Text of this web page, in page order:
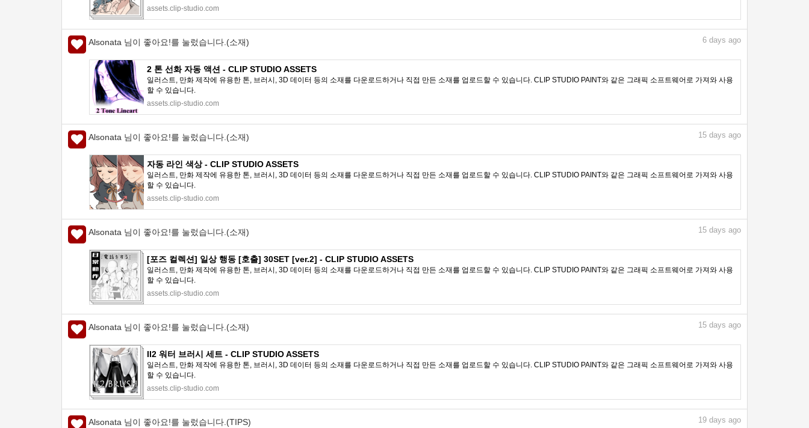
assets.clip-studio.com
Alsonata 님이 좋아요!를 눌렀습니다.(소재) 6 days ago
2 톤 선화 자동 액션 - CLIP STUDIO ASSETS
일러스트, 만화 제작에 유용한 톤, 브러시, 3D 데이터 등의 소재를 다운로드하거나 직접 만든 소재를 업로드할 수 있습니다. CLIP STUDIO PAINT와 같은 그래픽 소프트웨어로 가져와 사용
할 수 있습니다.
assets.clip-studio.com
Alsonata 님이 좋아요!를 눌렀습니다.(소재) 15 days ago
자동 라인 색상 - CLIP STUDIO ASSETS
일러스트, 만화 제작에 유용한 톤, 브러시, 3D 데이터 등의 소재를 다운로드하거나 직접 만든 소재를 업로드할 수 있습니다. CLIP STUDIO PAINT와 같은 그래픽 소프트웨어로 가져와 사용
할 수 있습니다.
assets.clip-studio.com
Alsonata 님이 좋아요!를 눌렀습니다.(소재) 15 days ago
[포즈 컬렉션] 일상 행동 [호출] 30SET [ver.2] - CLIP STUDIO ASSETS
일러스트, 만화 제작에 유용한 톤, 브러시, 3D 데이터 등의 소재를 다운로드하거나 직접 만든 소재를 업로드할 수 있습니다. CLIP STUDIO PAINT와 같은 그래픽 소프트웨어로 가져와 사용
할 수 있습니다.
assets.clip-studio.com
Alsonata 님이 좋아요!를 눌렀습니다.(소재) 15 days ago
II2 워터 브러시 세트 - CLIP STUDIO ASSETS
일러스트, 만화 제작에 유용한 톤, 브러시, 3D 데이터 등의 소재를 다운로드하거나 직접 만든 소재를 업로드할 수 있습니다. CLIP STUDIO PAINT와 같은 그래픽 소프트웨어로 가져와 사용
할 수 있습니다.
assets.clip-studio.com
Alsonata 님이 좋아요!를 눌렀습니다.(TIPS) 19 days ago